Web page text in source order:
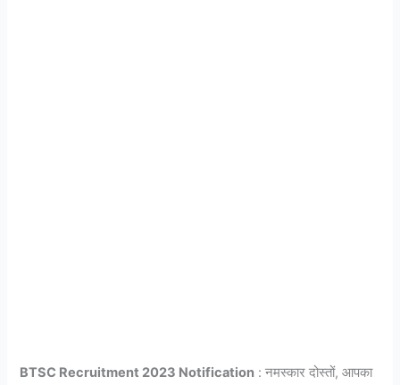
BTSC Recruitment 2023 Notification : नमस्कार दोस्तों, आपका